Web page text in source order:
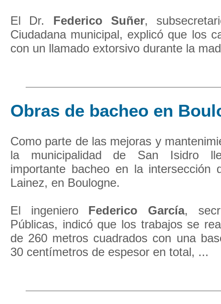
El Dr. Federico Suñer,
Ciudadana municipal, explicó que los
con un llamado extorsivo durante la
Obras de bacheo en
Como parte de las mejoras y
la municipalidad de San Isidro
importante bacheo en la intersección
Lainez, en Boulogne.
El ingeniero Federico García,
Públicas, indicó que los trabajos se
de 260 metros cuadrados con una
30 centímetros de espesor en total, ...